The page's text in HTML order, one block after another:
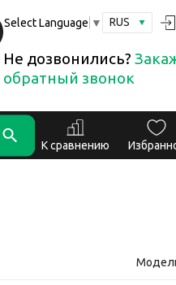
Select Language ▼ RUS
Не дозвонились?
обратный звонок
К сравнению